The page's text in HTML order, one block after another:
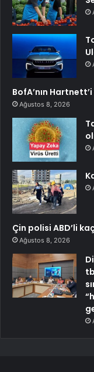
BofA’nın
Ağustos 8, 2026
Çin polisi ABD’li
Ağustos 8, 2026